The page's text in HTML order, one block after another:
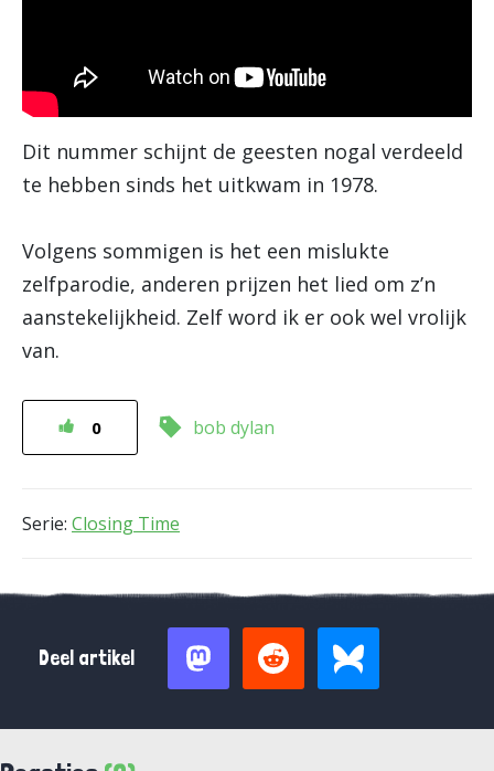
Dit nummer schijnt de geesten nogal verdeeld
te hebben sinds het uitkwam in 1978.
Volgens sommigen is het een mislukte
zelfparodie, anderen prijzen het lied om z’n
aanstekelijkheid. Zelf word ik er ook wel vrolijk
van.
0 bob dylan
Serie: Closing Time
Deel artikel